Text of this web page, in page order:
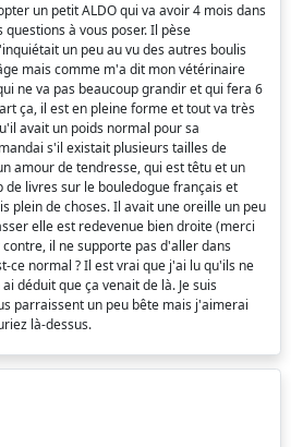
un petit ALDO qui va avoir 4 mois dans
questions à vous poser. Il pèse
un peu au vu des autres boulis
mais comme m'a dit mon vétérinaire
ne va pas beaucoup grandir et qui fera 6
ça, il est en pleine forme et tout va très
avait un poids normal pour sa
s'il existait plusieurs tailles de
amour de tendresse, qui est têtu et un
de livres sur le bouledogue français et
plein de choses. Il avait une oreille un peu
elle est redevenue bien droite (merci
il ne supporte pas d'aller dans
ce normal ? Il est vrai que j'ai lu qu'ils ne
déduit que ça venait de là. Je suis
parraissent un peu bête mais j'aimerai
là-dessus.